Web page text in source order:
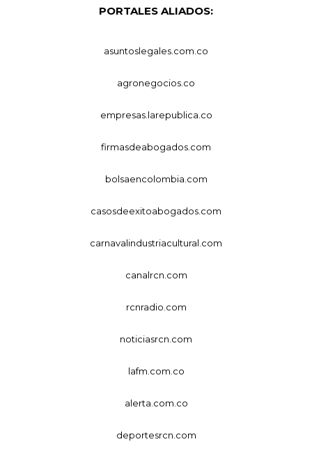
PORTALES ALIADOS:
asuntoslegales.com.co
agronegocios.co
empresas.larepublica.co
firmasdeabogados.com
bolsaencolombia.com
casosdeexitoabogados.com
carnavalindustriacultural.com
canalrcn.com
rcnradio.com
noticiasrcn.com
lafm.com.co
alerta.com.co
deportesrcn.com